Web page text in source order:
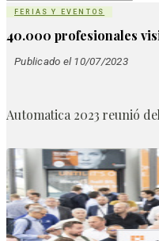
FERIAS Y EVENTOS
40.000 profesionales
Publicado el 10/07/2023
Automatica 2023 reunió